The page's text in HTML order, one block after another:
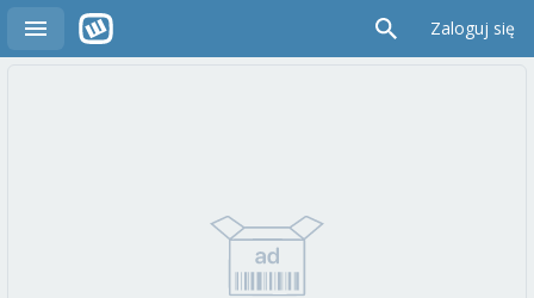
Zaloguj się